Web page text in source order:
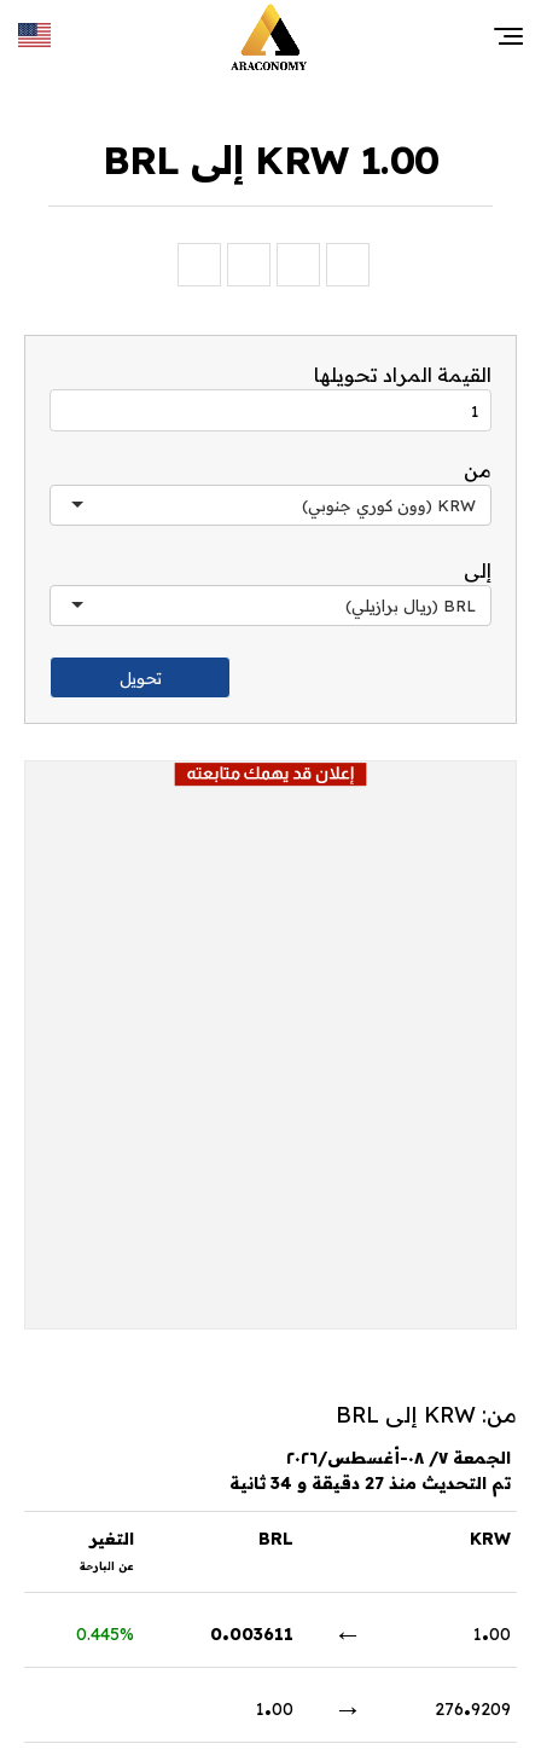
1.00 KRW إلى BRL
القيمة المراد تحويلها
من
KRW (وون كوري جنوبي)
إلى
BRL (ريال برازيلي)
من: KRW إلى BRL
الجمعة ٧/ ٠٨-أغسطس/٢٠٢٦
تم التحديث منذ 27 دقيقة و 34 ثانية
KRW
BRL التغير
عن البارحة
1.00
←
0.003611
0.445%
276.9209
→
1.00